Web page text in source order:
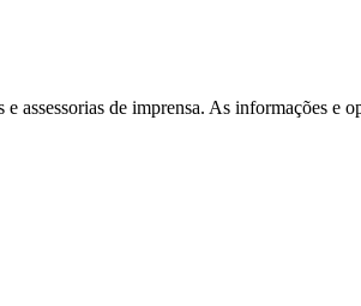
de imprensa. As informações e